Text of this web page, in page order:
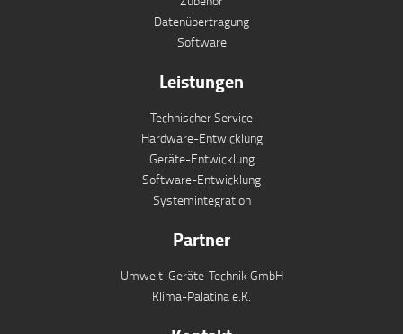
Datenübertragung
Software
Leistungen
Technischer Service
Hardware-Entwicklung
Geräte-Entwicklung
Software-Entwicklung
Systemintegration
Partner
Umwelt-Geräte-Technik GmbH
Klima-Palatina e.K.